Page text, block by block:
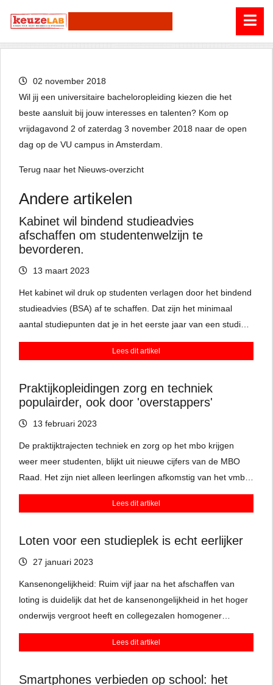
02 november 2018
Wil jij een universitaire bacheloropleiding kiezen die het
beste aansluit bij jouw interesses en talenten? Kom op
vrijdagavond 2 of zaterdag 3 november 2018 naar de open
dag op de VU campus in Amsterdam.
Terug naar het Nieuws-overzicht
Andere artikelen
Kabinet wil bindend studieadvies
afschaffen om studentenwelzijn te
bevorderen.
13 maart 2023
Het kabinet wil druk op studenten verlagen door het bindend
studieadvies (BSA) af te schaffen. Dat zijn het minimaal
aantal studiepunten dat je in het eerste jaar van een studie
moet halen, zodat je verder mag naar je volgende jaar.
Docenten zijn kritisch en vinden het bindend studieadvies
aankunnen.
Lees dit artikel
Praktijkopleidingen zorg en techniek
populairder, ook door 'overstappers'
13 februari 2023
De praktijktrajecten techniek en zorg op het mbo krijgen
weer meer studenten, blijkt uit nieuwe cijfers van de MBO
Raad. Het zijn niet alleen leerlingen afkomstig van het vmbo.
Er zijn ook steeds meer mensen die zich laten omscholen,
van bijvoorbeeld manager in een supermarkt tot installateur
Lees dit artikel
Loten voor een studieplek is echt eerlijker
27 januari 2023
Kansenongelijkheid: Ruim vijf jaar na het afschaffen van
loting is duidelijk dat het de kansenongelijkheid in het hoger
onderwijs vergroot heeft en collegezalen homogener
maakte.
Lees dit artikel
Smartphones verbieden op school: het